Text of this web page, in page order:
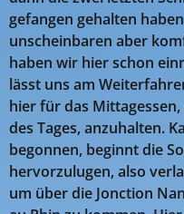
gefangen gehalten
unscheinbaren aber
haben wir hier schon
lässt uns am
hier für das
des Tages, anzuhalten.
begonnen, beginnt die
hervorzulugen, also
um über die Jonction